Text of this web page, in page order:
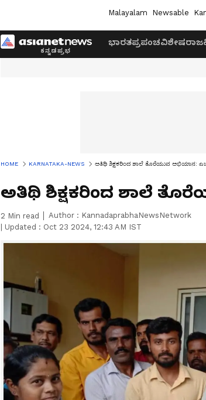
Malayalam Newsable
ಭಾರತಪ್ರಪಂಚವಿಶೇಷ
HOME KARNATAKA-NEWS ಅತಿಥಿ ಶಿಕ್ಷಕರಿಂದ ಶಾಲೆ ತೊರೆಯುವ ಅಭಿಯಾನ:
ಅತಿಥಿ ಶಿಕ್ಷಕರಿಂದ ಶಾಲೆ
2 Min read Author : KannadaprabhaNewsNetwork
Updated : Oct 23 2024, 12:43 AM IST